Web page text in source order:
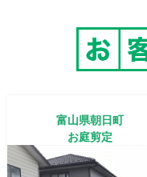
富山県朝日町
お庭剪定